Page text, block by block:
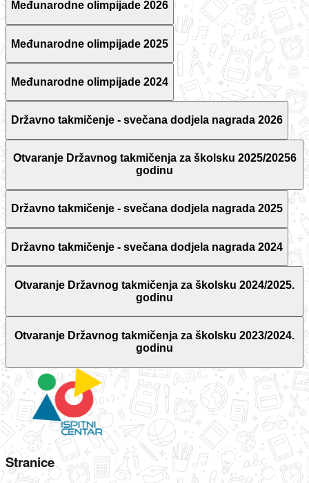
Međunarodne olimpijade 2026
Međunarodne olimpijade 2025
Međunarodne olimpijade 2024
Državno takmičenje - svečana dodjela nagrada 2026
Otvaranje Državnog takmičenja za školsku 2025/20256
godinu
Državno takmičenje - svečana dodjela nagrada 2025
Državno takmičenje - svečana dodjela nagrada 2024
Otvaranje Državnog takmičenja za školsku 2024/2025.
godinu
Otvaranje Državnog takmičenja za školsku 2023/2024.
godinu
Stranice